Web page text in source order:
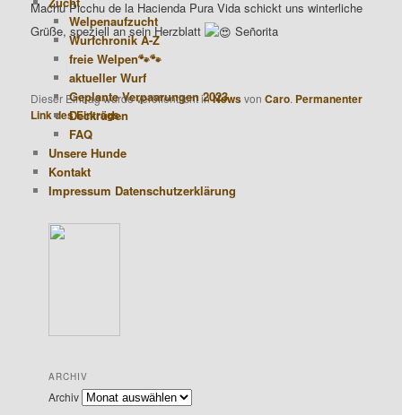
Machu Picchu de la Hacienda Pura Vida schickt uns winterliche
Grüße, speziell an sein Herzblatt
Señorita
Dieser Eintrag wurde veröffentlicht inNewsvonCaro. Permanenter
Link des Eintrags.
Welpenaufzucht
Wurfchronik A-Z
freie Welpen🐾🐾
aktueller Wurf
Geplante Verpaarungen 2023
Deckrüden
FAQ
Unsere Hunde
Kontakt
Impressum Datenschutzerklärung
ARCHIV
Archiv